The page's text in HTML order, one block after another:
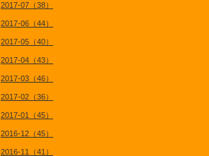
2017-07（38）
2017-06（44）
2017-05（40）
2017-04（43）
2017-03（46）
2017-02（36）
2017-01（45）
2016-12（45）
2016-11（41）